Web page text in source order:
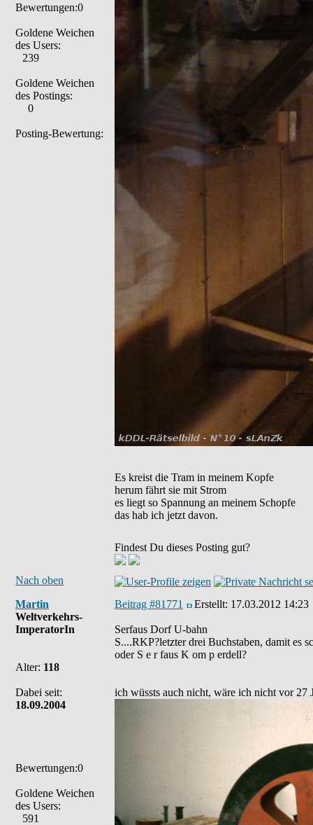
Bewertungen:0
Goldene Weichen
des Users:
239
Goldene Weichen
des Postings:
0
Posting-Bewertung:
Es kreist die Tram in meinem Kopfe
herum fährt sie mit Strom
es liegt so Spannung an meinem Schopfe
das hab ich jetzt davon.
Findest Du dieses Posting gut?
Nach oben
Martin
Weltverkehrs-
ImperatorIn
Alter: 118
Dabei seit:
18.09.2004
Bewertungen:0
Goldene Weichen
des Users:
591
Beitrag #81771 Erstellt: 17.03.2012 14:23
Serfaus Dorf U-bahn
S....RKP?letzter drei Buchstaben, damit es
oder S e r faus K om p erdell?
ich wüssts auch nicht, wäre ich nicht vor 27